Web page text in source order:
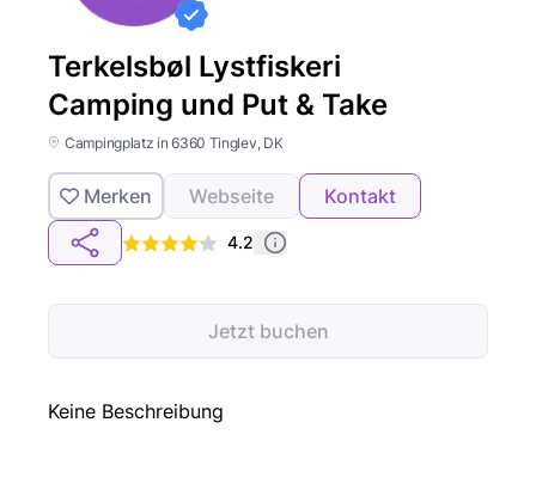
Terkelsbøl Lystfiskeri
Camping und Put & Take
Campingplatz in 6360 Tinglev, DK
Merken Webseite Kontakt
4.2
Jetzt buchen
Keine Beschreibung